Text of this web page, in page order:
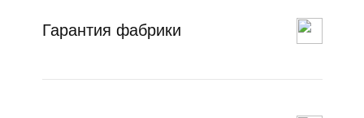
Гарантия фабрики